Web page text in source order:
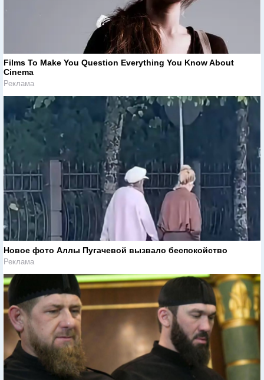
Films To Make You Question Everything You Know About
Cinema
Реклама
Новое фото Аллы Пугачевой вызвало беспокойство
Реклама